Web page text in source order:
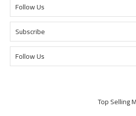
Follow Us
Subscribe
Follow Us